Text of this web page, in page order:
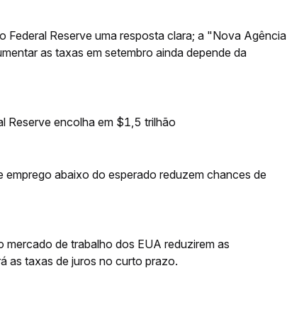
Federal Reserve uma resposta clara; a "Nova Agência
as taxas em setembro ainda depende da
Reserve encolha em $1,5 trilhão
abaixo do esperado reduzem chances de
de trabalho dos EUA reduzirem as
as taxas de juros no curto prazo.